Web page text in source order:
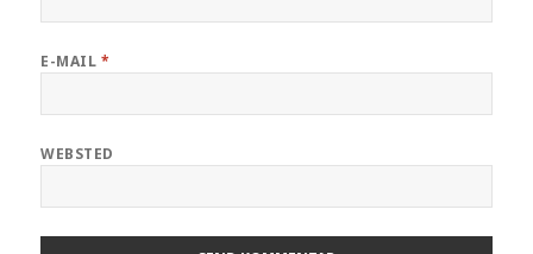
E-MAIL *
WEBSTED